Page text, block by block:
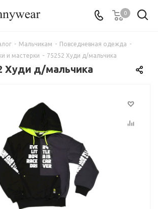
0
- Мальчикам - Повседневная одежда -
и мастерки - 75252 Худи д/мальчика
Худи д/мальчика